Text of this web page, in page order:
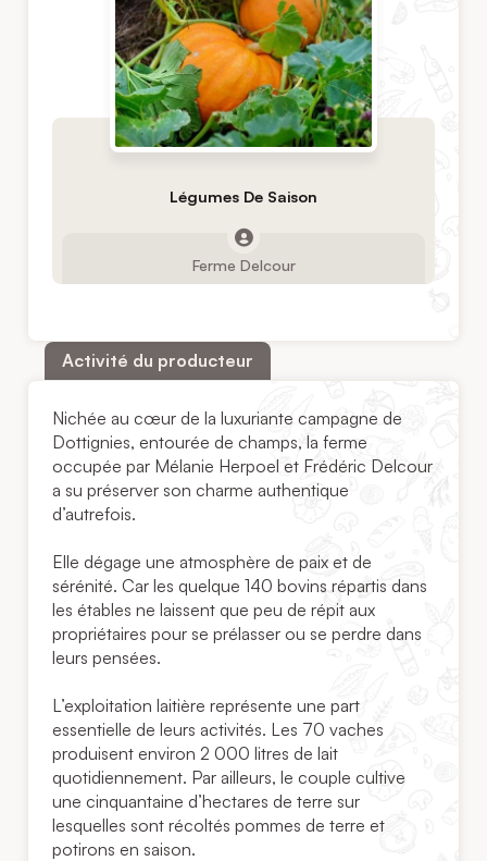
Légumes De Saison
Ferme Delcour
Activité du producteur
Nichée au cœur de la luxuriante campagne de
Dottignies, entourée de champs, la ferme
occupée par Mélanie Herpoel et Frédéric Delcour
a su préserver son charme authentique
d’autrefois.
Elle dégage une atmosphère de paix et de
sérénité. Car les quelque 140 bovins répartis dans
les étables ne laissent que peu de répit aux
propriétaires pour se prélasser ou se perdre dans
leurs pensées.
L’exploitation laitière représente une part
essentielle de leurs activités. Les 70 vaches
produisent environ 2 000 litres de lait
quotidiennement. Par ailleurs, le couple cultive
une cinquantaine d’hectares de terre sur
lesquelles sont récoltés pommes de terre et
potirons en saison.